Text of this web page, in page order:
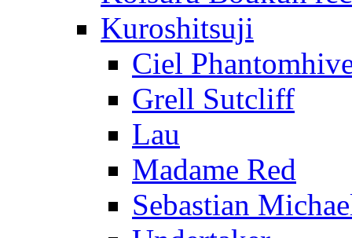
Kuroshitsuji
Ciel
Grell Sutcliff
Lau
Madame Red
Sebastian